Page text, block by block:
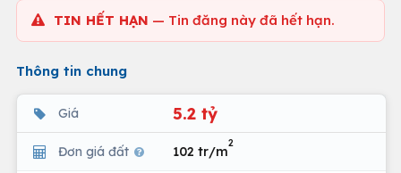
TIN HẾT HẠN — Tin đăng này đã hết hạn.
Thông tin chung
Giá 5.2 tỷ
Đơn giá đất 102 tr/m
2